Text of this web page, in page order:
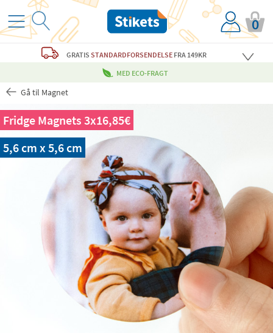
0
GRATISSTANDARDFORSENDELSE FRA 149KR
MED ECO-FRAGT
Gå til Magnet
Fridge Magnets 3x16,85€
5,6 cm x 5,6 cm